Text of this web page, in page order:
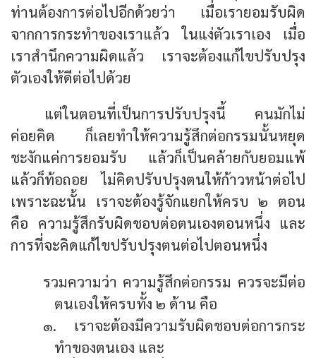
ท่านต้องการต่อไปอีกด้วยว่า เมื่อเรายอมรับผิด
จากการกระทำของเราแล้ว ในแง่ตัวเราเอง เมื่อ
เราสำนึกความผิดแล้ว เราจะต้องแก้ไขปรับปรุง
ตัวเองให้ดีต่อไปด้วย
แต่ในตอนที่เป็นการปรับปรุงนี้ คนมักไม่
ค่อยคิด ก็เลยทำให้ความรู้สึกต่อกรรมนั้นหยุด
ชะงักแค่การยอมรับ แล้วก็เป็นคล้ายกับยอมแพ้
แล้วก็ท้อถอย ไม่คิดปรับปรุงตนให้ก้าวหน้าต่อไป
เพราะฉะนั้น เราจะต้องรู้จักแยกให้ครบ ๒ ตอน
คือ ความรู้สึกรับผิดชอบต่อตนเองตอนหนึ่ง และ
การที่จะคิดแก้ไขปรับปรุงตนต่อไปตอนหนึ่ง
รวมความว่า ความรู้สึกต่อกรรม ควรจะมีต่อ
ตนเองให้ครบทั้ง ๒ ด้าน คือ
๑. เราจะต้องมีความรับผิดชอบต่อการกระ
ทำของตนเอง และ